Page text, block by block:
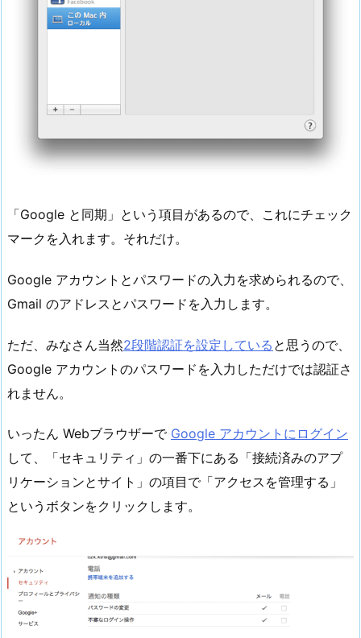
「Google と同期」という項目があるので、これにチェック
マークを入れます。それだけ。
Google アカウントとパスワードの入力を求められるので、
Gmail のアドレスとパスワードを入力します。
ただ、みなさん当然2段階認証を設定している と思うので、
Google アカウントのパスワードを入力しただけでは認証さ
れません。
いったん Webブラウザーで Google アカウントにログイン
して、「セキュリティ」の一番下にある「接続済みのアプ
リケーションとサイト」の項目で「アクセスを管理する」
というボタンをクリックします。